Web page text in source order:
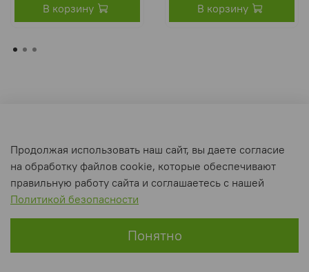
В корзину В корзину
Пользовательское соглашение
Условия обмена и возврата
Интернет-магазин создан на inSales
Продолжая использовать наш сайт, вы даете согласие
на обработку файлов cookie, которые обеспечивают
правильную работу сайта и соглашаетесь с нашей
Политикой безопасности
Понятно